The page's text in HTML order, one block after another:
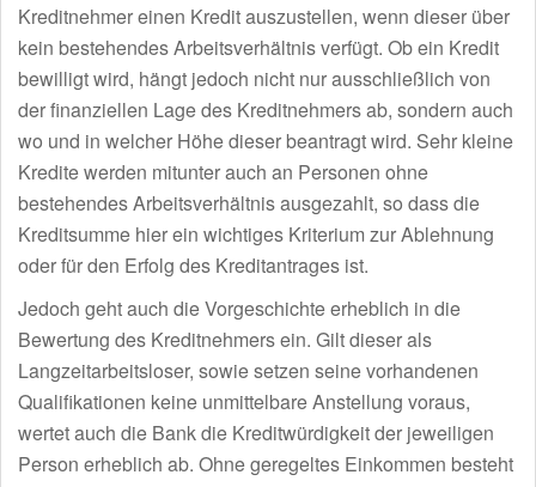
Kreditnehmer einen Kredit auszustellen, wenn dieser über
kein bestehendes Arbeitsverhältnis verfügt. Ob ein Kredit
bewilligt wird, hängt jedoch nicht nur ausschließlich von
der finanziellen Lage des Kreditnehmers ab, sondern auch
wo und in welcher Höhe dieser beantragt wird. Sehr kleine
Kredite werden mitunter auch an Personen ohne
bestehendes Arbeitsverhältnis ausgezahlt, so dass die
Kreditsumme hier ein wichtiges Kriterium zur Ablehnung
oder für den Erfolg des Kreditantrages ist.
Jedoch geht auch die Vorgeschichte erheblich in die
Bewertung des Kreditnehmers ein. Gilt dieser als
Langzeitarbeitsloser, sowie setzen seine vorhandenen
Qualifikationen keine unmittelbare Anstellung voraus,
wertet auch die Bank die Kreditwürdigkeit der jeweiligen
Person erheblich ab. Ohne geregeltes Einkommen besteht